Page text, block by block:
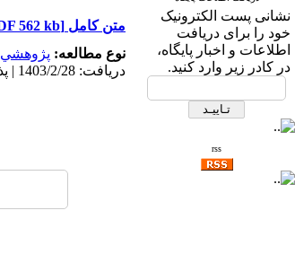
نشانی پست الکترونیک
خود را برای دریافت
اطلاعات و اخبار پایگاه،
در کادر زیر وارد کنید.
rss
متن کامل [PDF 562 kb]
نوع مطالعه: پژوهشي
دریافت: 1403/2/28 | پذیرش: 1403/8/19 | انتشار: 1404/10/10